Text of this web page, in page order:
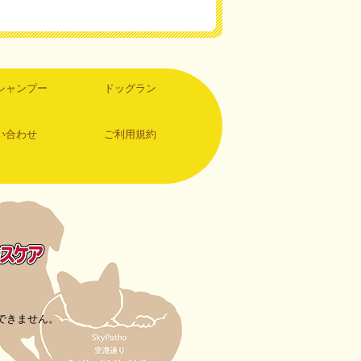
ャンプー ドッグラン
合わせ ご利用規約
きません。